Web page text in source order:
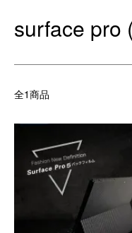
surface pro
全1商品